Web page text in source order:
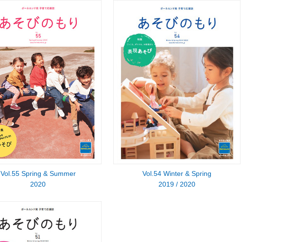
Vol.55 Spring & Summer
2020
Vol.54 Winter & Spring
2019 / 2020